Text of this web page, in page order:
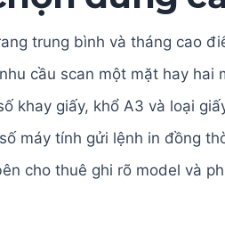
trung bình và tháng cao
cầu scan một mặt hay hai
khay giấy, khổ A3 và loại
máy tính gửi lệnh in đồng
cho thuê ghi rõ model và